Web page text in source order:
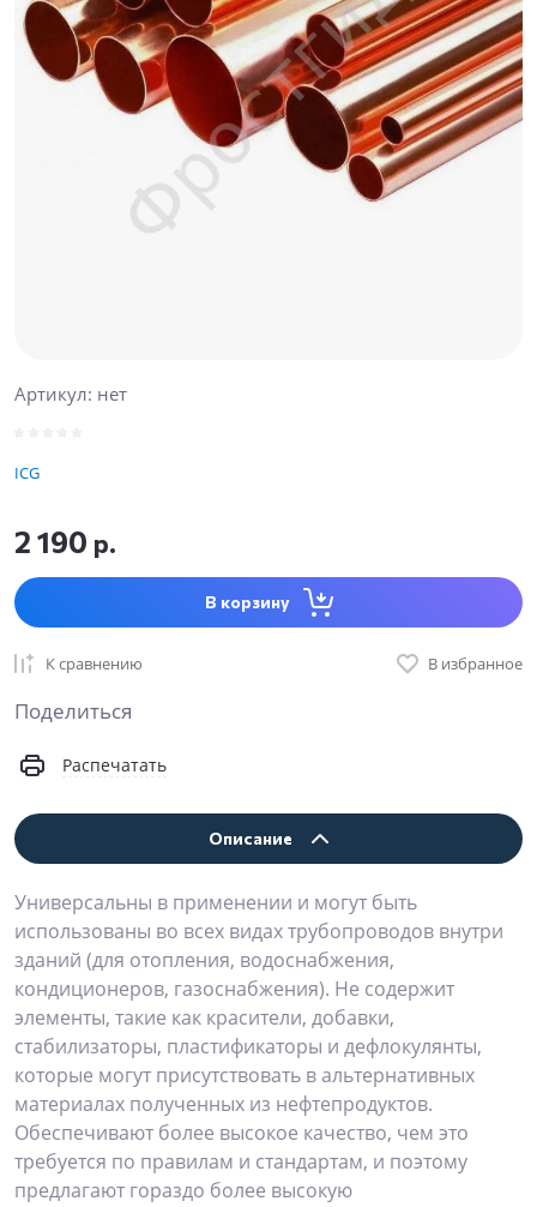
Артикул: нет
ICG
2 190 р.
В корзину
К сравнению В избранное
Поделиться
Распечатать
Описание
Универсальны в применении и могут быть
использованы во всех видах трубопроводов внутри
зданий (для отопления, водоснабжения,
кондиционеров, газоснабжения). Не содержит
элементы, такие как красители, добавки,
стабилизаторы, пластификаторы и дефлокулянты,
которые могут присутствовать в альтернативных
материалах полученных из нефтепродуктов.
Обеспечивают более высокое качество, чем это
требуется по правилам и стандартам, и поэтому
предлагают гораздо более высокую